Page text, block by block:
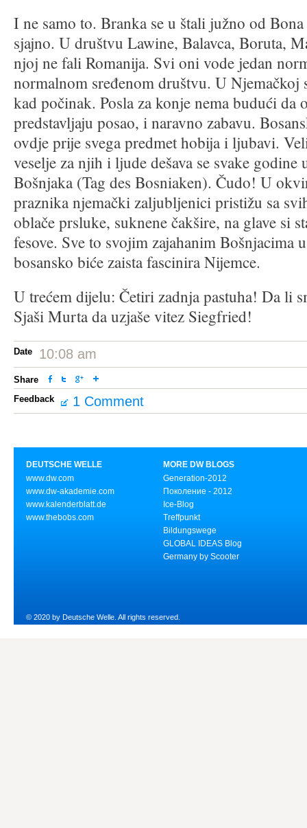
I ne samo to. Branka se u štali južno od Bona
sjajno. U društvu Lawine, Balavca, Boruta,
njoj ne fali Romanija. Svi oni vode jedan
normalnom sređenom društvu. U Njemačkoj
kad počinak. Posla za konje nema budući da
predstavljaju posao, i naravno zabavu.
ovdje prije svega predmet hobija i ljubavi.
veselje za njih i ljude dešava se svake godine
Bošnjaka (Tag des Bosniaken). Čudo! U
praznika njemački zaljubljenici pristižu sa
oblače prsluke, suknene čakšire, na glave si
fesove. Sve to svojim zajahanim Bošnjacima
bosansko biće zaista fascinira Nijemce.
U trećem dijelu: Četiri zadnja pastuha! Da li
Sjaši Murta da uzjaše vitez Siegfried!
Date 10:08 am
Share
Feedback
1 Comment
DEUTSCHE WELLE
www.dw.com
www.dw-akademie.com
www.kalenderblatt.de
www.thebobs.com
MORE DW BLOGS
Generation-2012
Поколение - 2012
Ice-Blog
Treffpunkt
Bildungswege
GLOBAL IDEAS Blog
Germany by Scooter
© 2020 by Deutsche Welle. All rights reserved.